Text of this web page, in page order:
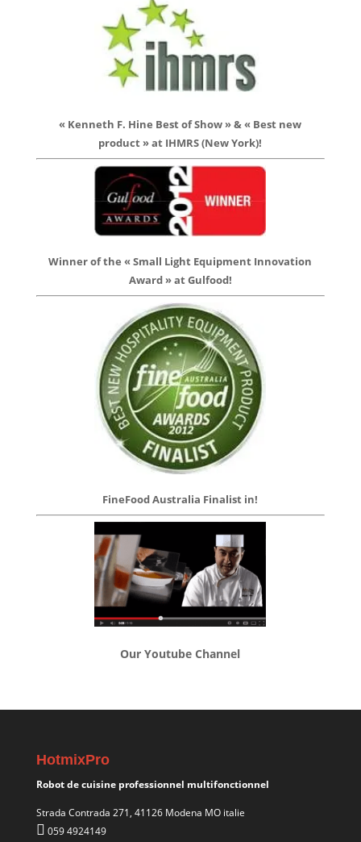
« Kenneth F. Hine Best of Show » & « Best new
product » at IHMRS (New York)!
Winner of the « Small Light Equipment Innovation
Award » at Gulfood!
FineFood Australia Finalist in!
Our Youtube Channel
HotmixPro
Robot de cuisine professionnel multifonctionnel
Strada Contrada 271, 41126 Modena MO italie
059 4924149